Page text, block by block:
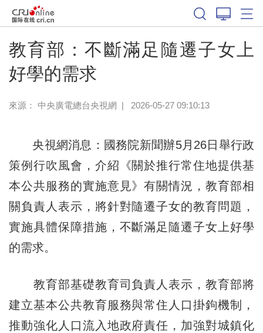
教育部：不斷滿足隨遷子女上
好學的需求
來源： 中央廣電總台央視網 | 2026-05-27 09:10:13
央視網消息：國務院新聞辦5月26日舉行政
策例行吹風會，介紹《關於推行常住地提供基
本公共服務的實施意見》有關情況，教育部相
關負責人表示，將針對隨遷子女的教育問題，
實施具體保障措施，不斷滿足隨遷子女上好學
的需求。
教育部基礎教育司負責人表示，教育部將
建立基本公共教育服務與常住人口掛鉤機制，
推動強化人口流入地政府責任，加強對城鎮化